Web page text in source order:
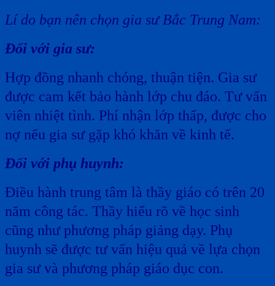
Lí do bạn nên chọn gia sư Bắc Trung Nam:
Đối với gia sư:
Hợp đồng nhanh chóng, thuận tiện. Gia sư
được cam kết bảo hành lớp chu đáo. Tư vấn
viên nhiệt tình. Phí nhận lớp thấp, được cho
nợ nếu gia sư gặp khó khăn về kinh tế.
Đối với phụ huynh:
Điều hành trung tâm là thầy giáo có trên 20
năm công tác. Thầy hiểu rõ về học sinh
cũng như phương pháp giảng dạy. Phụ
huynh sẽ được tư vấn hiệu quả về lựa chọn
gia sư và phương pháp giáo dục con.